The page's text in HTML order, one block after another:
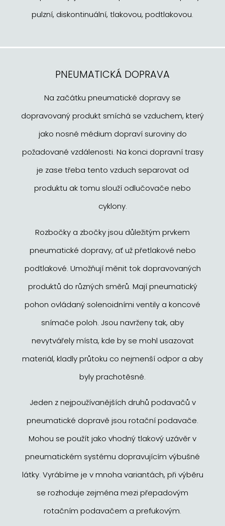
pulzní, diskontinuální, tlakovou, podtlakovou.
PNEUMATICKÁ DOPRAVA
Na začátku pneumatické dopravy se
dopravovaný produkt smíchá se vzduchem, který
jako nosné médium dopraví suroviny do
požadované vzdálenosti. Na konci dopravní trasy
je zase třeba tento vzduch separovat od
produktu ak tomu slouží odlučovače nebo
cyklony.
Rozbočky a zbočky jsou důležitým prvkem
pneumatické dopravy, ať už přetlakové nebo
podtlakové. Umožňují měnit tok dopravovaných
produktů do různých směrů. Mají pneumatický
pohon ovládaný solenoidními ventily a koncové
snímače poloh. Jsou navrženy tak, aby
nevytvářely místa, kde by se mohl usazovat
materiál, kladly průtoku co nejmenší odpor a aby
byly prachotěsné.
Jeden z nejpoužívanějších druhů podavačů v
pneumatické dopravě jsou rotační podavače.
Mohou se použít jako vhodný tlakový uzávěr v
pneumatickém systému dopravujícím výbušné
látky. Vyrábíme je v mnoha variantách, při výběru
se rozhoduje zejména mezi přepadovým
rotačním podavačem a prefukovým.